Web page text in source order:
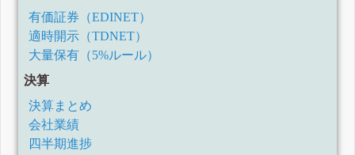
有価証券（EDINET）
適時開示（TDNET）
大量保有（5%ルール）
決算
決算まとめ
会社業績
四半期進捗